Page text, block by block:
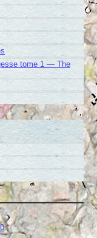
tome 1 — The